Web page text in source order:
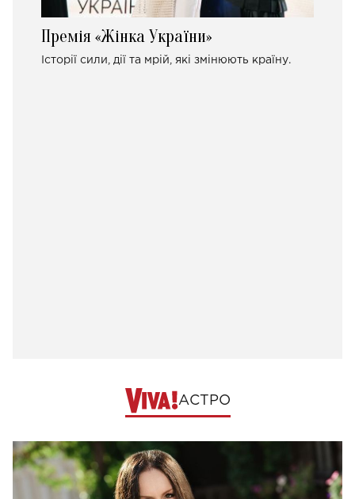
Премія «Жінка України»
Історії сили, дії та мрій, які змінюють країну.
АСТРО